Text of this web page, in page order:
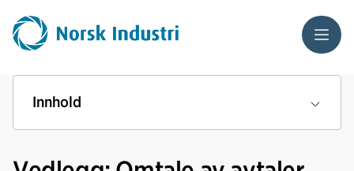
Meny
Innhold